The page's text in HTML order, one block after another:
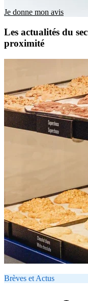
Je donne mon avis
Les actualités du
proximité
Brèves et Actus